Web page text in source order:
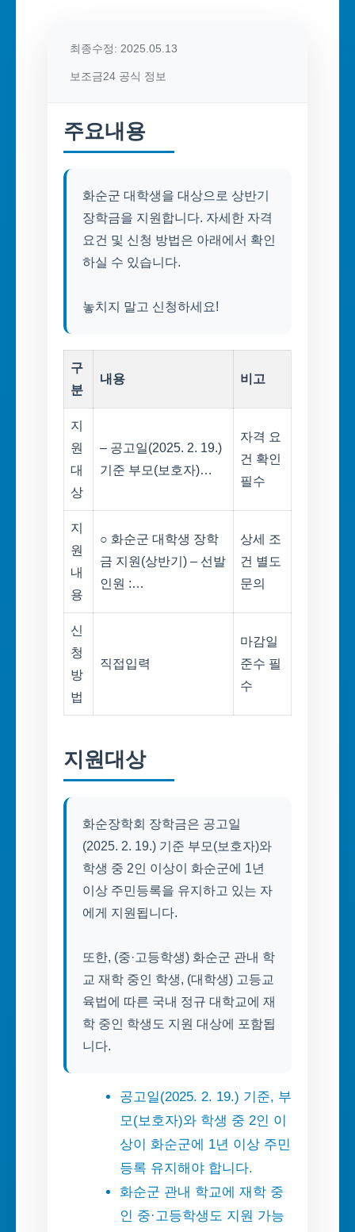
최종수정: 2025.05.13
보조금24 공식 정보
주요내용
화순군 대학생을 대상으로 상반기
장학금을 지원합니다. 자세한 자격
요건 및 신청 방법은 아래에서 확인
하실 수 있습니다.
놓치지 말고 신청하세요!
구
분
내용 비고
지
원
대
상
– 공고일(2025. 2. 19.)
기준 부모(보호자)…
자격 요
건 확인
필수
지
원
내
용
○ 화순군 대학생 장학
금 지원(상반기) – 선발
인원 :…
상세 조
건 별도
문의
신
청
방
법
직접입력
마감일
준수 필
수
지원대상
화순장학회 장학금은 공고일
(2025. 2. 19.) 기준 부모(보호자)와
학생 중 2인 이상이 화순군에 1년
이상 주민등록을 유지하고 있는 자
에게 지원됩니다.
또한, (중·고등학생) 화순군 관내 학
교 재학 중인 학생, (대학생) 고등교
육법에 따른 국내 정규 대학교에 재
학 중인 학생도 지원 대상에 포함됩
니다.
공고일(2025. 2. 19.) 기준, 부
모(보호자)와 학생 중 2인 이
상이 화순군에 1년 이상 주민
등록 유지해야 합니다.
화순군 관내 학교에 재학 중
인 중·고등학생도 지원 가능